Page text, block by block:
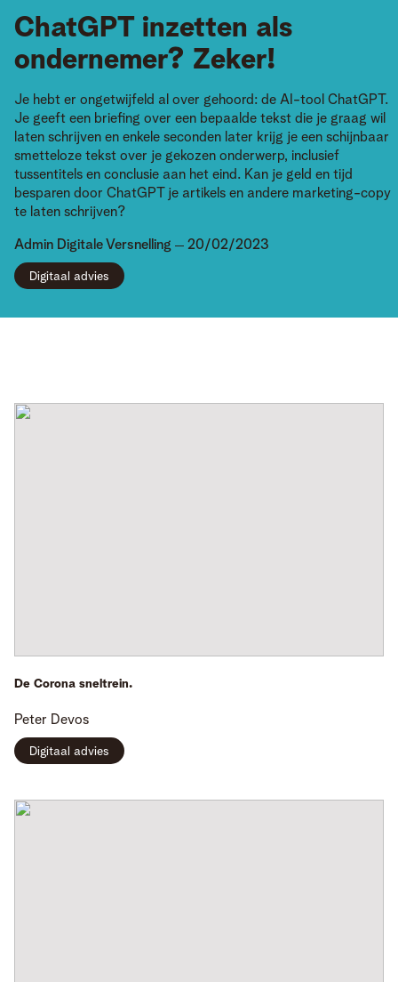
ChatGPT inzetten als
ondernemer? Zeker!
Je hebt er ongetwijfeld al over gehoord: de AI-tool ChatGPT.
Je geeft een briefing over een bepaalde tekst die je graag wil
laten schrijven en enkele seconden later krijg je een schijnbaar
smetteloze tekst over je gekozen onderwerp, inclusief
tussentitels en conclusie aan het eind. Kan je geld en tijd
besparen door ChatGPT je artikels en andere marketing-copy
te laten schrijven?
Admin Digitale Versnelling 20/02/2023
Digitaal advies
De Corona sneltrein.
Peter Devos
Digitaal advies